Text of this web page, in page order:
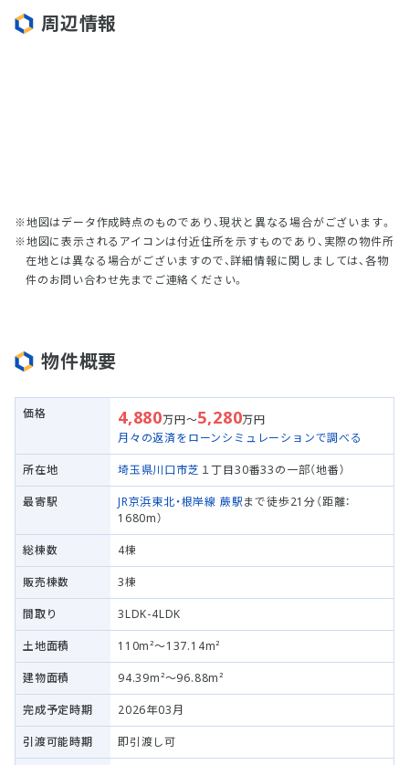
周辺情報
地図はデータ作成時点のものであり、現状と異なる場合がございます。
地図に表示されるアイコンは付近住所を示すものであり、実際の物件所
在地とは異なる場合がございますので、詳細情報に関しましては、各物
件のお問い合わせ先までご連絡ください。
物件概要
価格 4,880万円～5,280万円
月々の返済をローンシミュレーションで調べる
所在地 埼玉県川口市芝 １丁目30番33の一部（地番）
最寄駅 JR京浜東北・根岸線 蕨駅まで徒歩21分（距離：
1680m）
総棟数 4棟
販売棟数 3棟
間取り 3LDK-4LDK
土地面積 110m²～137.14m²
建物面積 94.39m²～96.88m²
完成予定時期 2026年03月
引渡可能時期 即引渡し可